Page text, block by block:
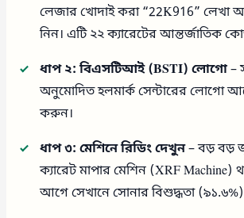
লেজার খোদাই করা “22K916” লেখা
নিন। এটি ২২ ক্যারেটের আন্তর্জাতিক
ধাপ ২: বিএসটিআই (BSTI) লোগো–
অনুমোদিত হলমার্ক সেন্টারের লোগো
করুন।
ধাপ ৩: মেশিনে রিডিং দেখুন– বড় বড়
ক্যারেট মাপার মেশিন (XRF Machine)
আগে সেখানে সোনার বিশুদ্ধতা (৯১.৬%)